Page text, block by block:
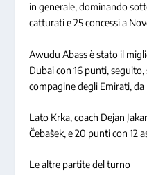
in generale, dominando
catturati e 25 concessi a
Awudu Abass è stato il
Dubai con 16 punti,
compagine degli Emirati,
Lato Krka, coach Dejan
Čebašek, e 20 punti con 12
Le altre partite del turno